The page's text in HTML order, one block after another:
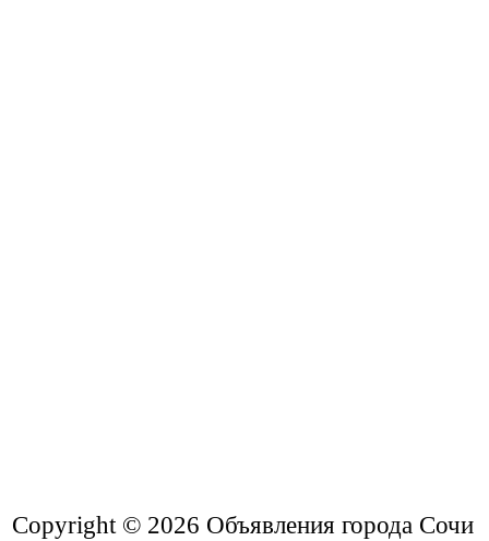
Copyright © 2026 Объявления города Сочи